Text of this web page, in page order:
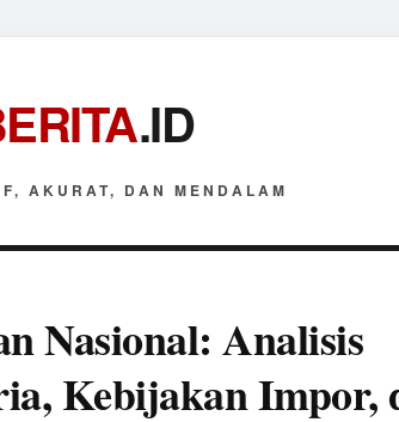
.ID
AKURAT, DAN MENDALAM
Nasional: Analisis
Kebijakan Impor,